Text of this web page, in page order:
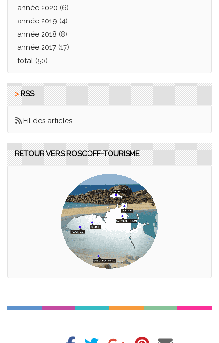
année 2020 (6)
année 2019 (4)
année 2018 (8)
année 2017(17)
total (50)
>RSS
Fil des articles
RETOUR VERS ROSCOFF-TOURISME